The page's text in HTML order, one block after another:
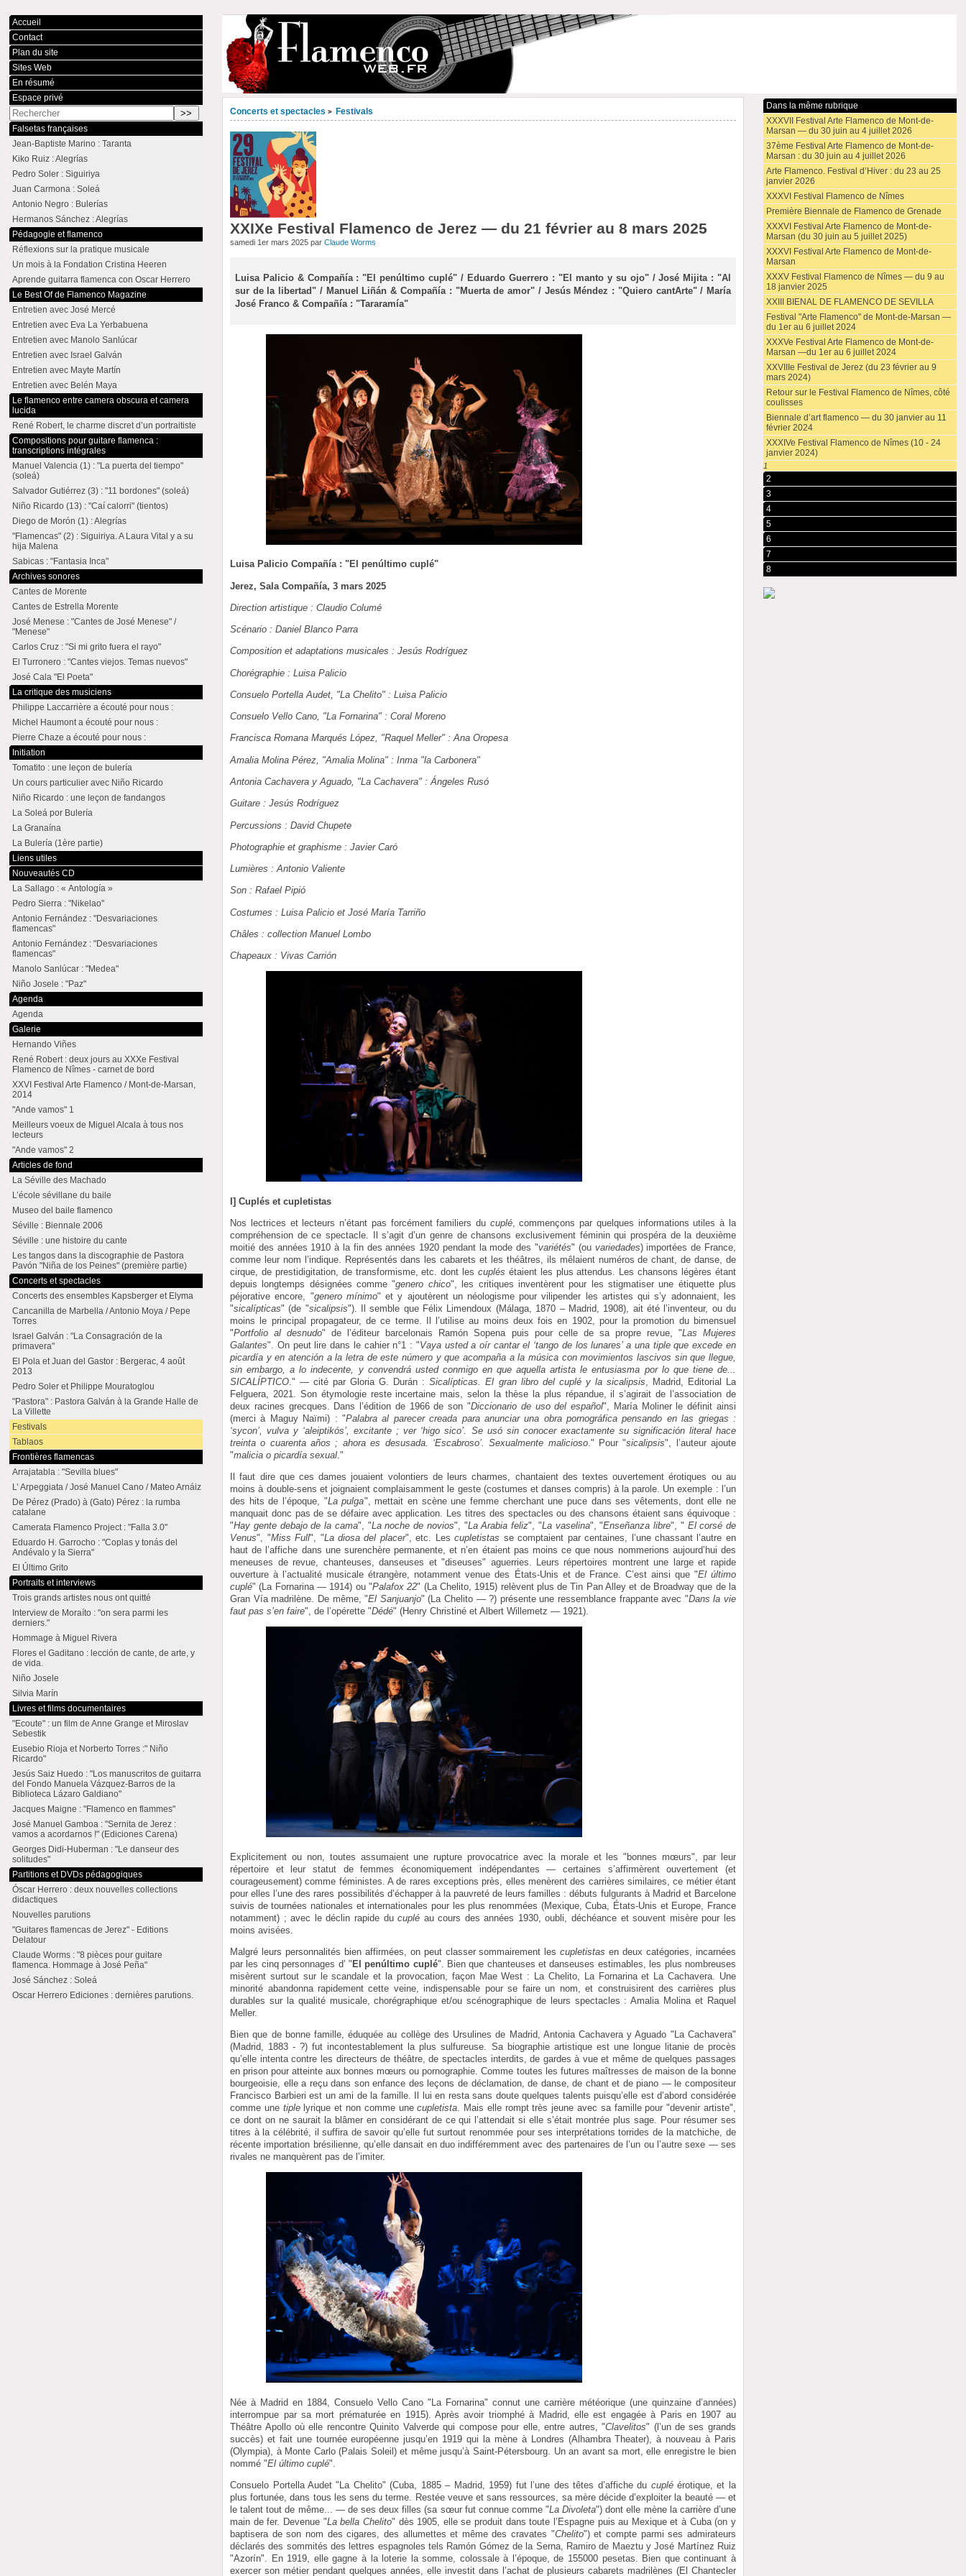
Concerts et spectacles > Festivals
XXIXe Festival Flamenco de Jerez — du 21 février au 8 mars 2025
samedi 1er mars 2025 parClaude Worms
Luisa Palicio & Compañía : "El penúltimo cuplé" / Eduardo Guerrero : "El manto y su ojo" / José Mijita : "Al
sur de la libertad" / Manuel Liñán & Compañía : "Muerta de amor" / Jesús Méndez : "Quiero cantArte" / María
José Franco & Compañía : "Tararamía"
Luisa Palicio Compañía : "El penúltimo cuplé"
Jerez, Sala Compañía, 3 mars 2025
Direction artistique : Claudio Columé
Scénario : Daniel Blanco Parra
Composition et adaptations musicales : Jesús Rodríguez
Chorégraphie : Luisa Palicio
Consuelo Portella Audet, "La Chelito" : Luisa Palicio
Consuelo Vello Cano, "La Fornarina" : Coral Moreno
Francisca Romana Marqués López, "Raquel Meller" : Ana Oropesa
Amalia Molina Pérez, "Amalia Molina" : Inma "la Carbonera"
Antonia Cachavera y Aguado, "La Cachavera" : Ángeles Rusó
Guitare : Jesús Rodríguez
Percussions : David Chupete
Photographie et graphisme : Javier Caró
Lumières : Antonio Valiente
Son : Rafael Pipió
Costumes : Luisa Palicio et José María Tarriño
Châles : collection Manuel Lombo
Chapeaux : Vivas Carrión
I] Cuplés et cupletistas
Nos lectrices et lecteurs n’étant pas forcément familiers du cuplé, commençons par quelques informations utiles à la
compréhension de ce spectacle. Il s’agit d’un genre de chansons exclusivement féminin qui prospéra de la deuxième
moitié des années 1910 à la fin des années 1920 pendant la mode des "variétés" (ou variedades) importées de France,
comme leur nom l’indique. Représentés dans les cabarets et les théâtres, ils mêlaient numéros de chant, de danse, de
cirque, de prestidigitation, de transformisme, etc. dont les cuplés étaient les plus attendus. Les chansons légères étant
depuis longtemps désignées comme "genero chico", les critiques inventèrent pour les stigmatiser une étiquette plus
péjorative encore, "genero mínimo" et y ajoutèrent un néologisme pour vilipender les artistes qui s’y adonnaient, les
"sicalípticas" (de "sicalipsis"). Il semble que Félix Limendoux (Málaga, 1870 – Madrid, 1908), ait été l’inventeur, ou du
moins le principal propagateur, de ce terme. Il l’utilise au moins deux fois en 1902, pour la promotion du bimensuel
"Portfolio al desnudo" de l’éditeur barcelonais Ramón Sopena puis pour celle de sa propre revue, "Las Mujeres
Galantes". On peut lire dans le cahier n°1 : "Vaya usted a oír cantar el ‘tango de los lunares’ a una tiple que excede en
picardía y en atención a la letra de este número y que acompaña a la música con movimientos lascivos sin que llegue,
sin embargo, a lo indecente, y convendrá usted conmigo en que aquella artista le entusiasma por lo que tiene de...
SICALÍPTICO ." — cité par Gloria G. Durán :Sicalípticas. El gran libro del cuplé y la sicalipsis , Madrid, Editorial La
Felguera, 2021. Son étymologie reste incertaine mais, selon la thèse la plus répandue, il s’agirait de l’association de
deux racines grecques. Dans l’édition de 1966 de son "Diccionario de uso del español", María Moliner le définit ainsi
(merci à Maguy Naïmi) : "Palabra al parecer creada para anunciar una obra pornográfica pensando en las griegas :
‘sycon’, vulva y ‘aleiptikós’, excitante ; ver ‘higo sico’. Se usó sin conocer exactamente su significación literal hace
treinta o cuarenta años ; ahora es desusada. ‘Escabroso’. Sexualmente malicioso." Pour "sicalipsis", l’auteur ajoute
"malicia o picardía sexual ."
Il faut dire que ces dames jouaient volontiers de leurs charmes, chantaient des textes ouvertement érotiques ou au
moins à double-sens et joignaient complaisamment le geste (costumes et danses compris) à la parole. Un exemple : l’un
des hits de l’époque, "La pulga", mettait en scène une femme cherchant une puce dans ses vêtements, dont elle ne
manquait donc pas de se défaire avec application. Les titres des spectacles ou des chansons étaient sans équivoque :
"Hay gente debajo de la cama", "La noche de novios", "La Arabia feliz", "La vaselina", "Enseñanza libre", " El corsé de
Venus", "Miss Full", "La diosa del placer", etc. Lescupletistas se comptaient par centaines, l’une chassant l’autre en
haut de l’affiche dans une surenchère permanente, et n’en étaient pas moins ce que nous nommerions aujourd’hui des
meneuses de revue, chanteuses, danseuses et "diseuses" aguerries. Leurs répertoires montrent une large et rapide
ouverture à l’actualité musicale étrangère, notamment venue des États-Unis et de France. C’est ainsi que "El último
cuplé" (La Fornarina — 1914) ou "Palafox 22" (La Chelito, 1915) relèvent plus de Tin Pan Alley et de Broadway que de la
Gran Vía madrilène. De même, "El Sanjuanjo" (La Chelito — ?) présente une ressemblance frappante avec "Dans la vie
faut pas s’en faire", de l’opérette "Dédé" (Henry Christiné et Albert Willemetz — 1921).
Explicitement ou non, toutes assumaient une rupture provocatrice avec la morale et les "bonnes mœurs", par leur
répertoire et leur statut de femmes économiquement indépendantes — certaines s’affirmèrent ouvertement (et
courageusement) comme féministes. A de rares exceptions près, elles menèrent des carrières similaires, ce métier étant
pour elles l’une des rares possibilités d’échapper à la pauvreté de leurs familles : débuts fulgurants à Madrid et Barcelone
suivis de tournées nationales et internationales pour les plus renommées (Mexique, Cuba, États-Unis et Europe, France
notamment) ; avec le déclin rapide ducuplé au cours des années 1930, oubli, déchéance et souvent misère pour les
moins avisées.
Malgré leurs personnalités bien affirmées, on peut classer sommairement lescupletistas en deux catégories, incarnées
par les cinq personnages d’ " El penúltimo cuplé". Bien que chanteuses et danseuses estimables, les plus nombreuses
misèrent surtout sur le scandale et la provocation, façon Mae West : La Chelito, La Fornarina et La Cachavera. Une
minorité abandonna rapidement cette veine, indispensable pour se faire un nom, et construisirent des carrières plus
durables sur la qualité musicale, chorégraphique et/ou scénographique de leurs spectacles : Amalia Molina et Raquel
Meller.
Bien que de bonne famille, éduquée au collège des Ursulines de Madrid, Antonia Cachavera y Aguado "La Cachavera"
(Madrid, 1883 - ?) fut incontestablement la plus sulfureuse. Sa biographie artistique est une longue litanie de procès
qu’elle intenta contre les directeurs de théâtre, de spectacles interdits, de gardes à vue et même de quelques passages
en prison pour atteinte aux bonnes mœurs ou pornographie. Comme toutes les futures maîtresses de maison de la bonne
bourgeoisie, elle a reçu dans son enfance des leçons de déclamation, de danse, de chant et de piano — le compositeur
Francisco Barbieri est un ami de la famille. Il lui en resta sans doute quelques talents puisqu’elle est d’abord considérée
comme une tiplelyrique et non comme unecupletista. Mais elle rompt très jeune avec sa famille pour "devenir artiste",
ce dont on ne saurait la blâmer en considérant de ce qui l’attendait si elle s’était montrée plus sage. Pour résumer ses
titres à la célébrité, il suffira de savoir qu’elle fut surtout renommée pour ses interprétations torrides de la matchiche, de
récente importation brésilienne, qu’elle dansait en duo indifféremment avec des partenaires de l’un ou l’autre sexe — ses
rivales ne manquèrent pas de l’imiter.
Née à Madrid en 1884, Consuelo Vello Cano "La Fornarina" connut une carrière météorique (une quinzaine d’années)
interrompue par sa mort prématurée en 1915). Après avoir triomphé à Madrid, elle est engagée à Paris en 1907 au
Théâtre Apollo où elle rencontre Quinito Valverde qui compose pour elle, entre autres, "Clavelitos" (l’un de ses grands
succès) et fait une tournée européenne jusqu’en 1919 qui la mène à Londres (Alhambra Theater), à nouveau à Paris
(Olympia), à Monte Carlo (Palais Soleil) et même jusqu’à Saint-Pétersbourg. Un an avant sa mort, elle enregistre le bien
nommé "El último cuplé".
Consuelo Portella Audet "La Chelito" (Cuba, 1885 – Madrid, 1959) fut l’une des têtes d’affiche du cupléérotique, et la
plus fortunée, dans tous les sens du terme. Restée veuve et sans ressources, sa mère décide d’exploiter la beauté — et
le talent tout de même... — de ses deux filles (sa sœur fut connue comme "La Divoleta") dont elle mène la carrière d’une
main de fer. Devenue "La bella Chelito" dès 1905, elle se produit dans toute l’Espagne puis au Mexique et à Cuba (on y
baptisera de son nom des cigares, des allumettes et même des cravates "Chelito") et compte parmi ses admirateurs
déclarés des sommités des lettres espagnoles tels Ramón Gómez de la Serna, Ramiro de Maeztu y José Martínez Ruiz
"Azorín". En 1919, elle gagne à la loterie la somme, colossale à l’époque, de 155000 pesetas. Bien que continuant à
exercer son métier pendant quelques années, elle investit dans l’achat de plusieurs cabarets madrilènes (El Chantecler
Dans la même rubrique
XXXVII Festival Arte Flamenco de Mont-de-
Marsan — du 30 juin au 4 juillet 2026
37ème Festival Arte Flamenco de Mont-de-
Marsan : du 30 juin au 4 juillet 2026
Arte Flamenco. Festival d’Hiver : du 23 au 25
janvier 2026
XXXVI Festival Flamenco de Nîmes
Première Biennale de Flamenco de Grenade
XXXVI Festival Arte Flamenco de Mont-de-
Marsan (du 30 juin au 5 juillet 2025)
XXXVI Festival Arte Flamenco de Mont-de-
Marsan
XXXV Festival Flamenco de Nîmes — du 9 au
18 janvier 2025
XXIII BIENAL DE FLAMENCO DE SEVILLA
Festival "Arte Flamenco" de Mont-de-Marsan —
du 1er au 6 juillet 2024
XXXVe Festival Arte Flamenco de Mont-de-
Marsan —du 1er au 6 juillet 2024
XXVIIIe Festival de Jerez (du 23 février au 9
mars 2024)
Retour sur le Festival Flamenco de Nîmes, côté
coulisses
Biennale d’art flamenco — du 30 janvier au 11
février 2024
XXXIVe Festival Flamenco de Nîmes (10 - 24
janvier 2024)
1
2
3
4
5
6
7
8
Accueil
Contact
Plan du site
Sites Web
En résumé
Espace privé
Falsetas françaises
Jean-Baptiste Marino : Taranta
Kiko Ruiz : Alegrías
Pedro Soler : Siguiriya
Juan Carmona : Soleá
Antonio Negro : Bulerías
Hermanos Sánchez : Alegrías
Pédagogie et flamenco
Réflexions sur la pratique musicale
Un mois à la Fondation Cristina Heeren
Aprende guitarra flamenca con Oscar Herrero
Le Best Of de Flamenco Magazine
Entretien avec José Mercé
Entretien avec Eva La Yerbabuena
Entretien avec Manolo Sanlúcar
Entretien avec Israel Galván
Entretien avec Mayte Martín
Entretien avec Belén Maya
Le flamenco entre camera obscura et camera
lucida
René Robert, le charme discret d’un portraitiste
Compositions pour guitare flamenca :
transcriptions intégrales
Manuel Valencia (1) : "La puerta del tiempo"
(soleá)
Salvador Gutiérrez (3) : "11 bordones" (soleá)
Niño Ricardo (13) : "Caí calorri" (tientos)
Diego de Morón (1) : Alegrías
"Flamencas" (2) : Siguiriya. A Laura Vital y a su
hija Malena
Sabicas : "Fantasia Inca"
Archives sonores
Cantes de Morente
Cantes de Estrella Morente
José Menese : "Cantes de José Menese" /
"Menese"
Carlos Cruz : "Si mi grito fuera el rayo"
El Turronero : "Cantes viejos. Temas nuevos"
José Cala "El Poeta"
La critique des musiciens
Philippe Laccarrière a écouté pour nous :
Michel Haumont a écouté pour nous :
Pierre Chaze a écouté pour nous :
Initiation
Tomatito : une leçon de bulería
Un cours particulier avec Niño Ricardo
Niño Ricardo : une leçon de fandangos
La Soleá por Bulería
La Granaína
La Bulería (1ère partie)
Liens utiles
Nouveautés CD
La Sallago : « Antología »
Pedro Sierra : "Nikelao"
Antonio Fernández : "Desvariaciones
flamencas"
Antonio Fernández : "Desvariaciones
flamencas"
Manolo Sanlúcar : "Medea"
Niño Josele : "Paz"
Agenda
Agenda
Galerie
Hernando Viñes
René Robert : deux jours au XXXe Festival
Flamenco de Nîmes - carnet de bord
XXVI Festival Arte Flamenco / Mont-de-Marsan,
2014
"Ande vamos" 1
Meilleurs voeux de Miguel Alcala à tous nos
lecteurs
"Ande vamos" 2
Articles de fond
La Séville des Machado
L’école sévillane du baile
Museo del baile flamenco
Séville : Biennale 2006
Séville : une histoire du cante
Les tangos dans la discographie de Pastora
Pavón "Niña de los Peines" (première partie)
Concerts et spectacles
Concerts des ensembles Kapsberger et Elyma
Cancanilla de Marbella / Antonio Moya / Pepe
Torres
Israel Galván : "La Consagración de la
primavera"
El Pola et Juan del Gastor : Bergerac, 4 août
2013
Pedro Soler et Philippe Mouratoglou
"Pastora" : Pastora Galván à la Grande Halle de
La Villette
Festivals
Tablaos
Frontières flamencas
Arrajatabla : "Sevilla blues"
L’ Arpeggiata / José Manuel Cano / Mateo Arnáiz
De Pérez (Prado) à (Gato) Pérez : la rumba
catalane
Camerata Flamenco Project : "Falla 3.0"
Eduardo H. Garrocho : "Coplas y tonás del
Andévalo y la Sierra"
El Último Grito
Portraits et interviews
Trois grands artistes nous ont quitté
Interview de Moraíto : "on sera parmi les
derniers."
Hommage à Miguel Rivera
Flores el Gaditano : lección de cante, de arte, y
de vida.
Niño Josele
Silvia Marín
Livres et films documentaires
"Ecoute" : un film de Anne Grange et Miroslav
Sebestik
Eusebio Rioja et Norberto Torres :" Niño
Ricardo"
Jesús Saiz Huedo : "Los manuscritos de guitarra
del Fondo Manuela Vázquez-Barros de la
Biblioteca Lázaro Galdiano"
Jacques Maigne : "Flamenco en flammes"
José Manuel Gamboa : "Sernita de Jerez :
vamos a acordarnos !" (Ediciones Carena)
Georges Didi-Huberman : "Le danseur des
solitudes"
Partitions et DVDs pédagogiques
Óscar Herrero : deux nouvelles collections
didactiques
Nouvelles parutions
"Guitares flamencas de Jerez" - Editions
Delatour
Claude Worms : "8 pièces pour guitare
flamenca. Hommage à José Peña"
José Sánchez : Soleá
Oscar Herrero Ediciones : dernières parutions.